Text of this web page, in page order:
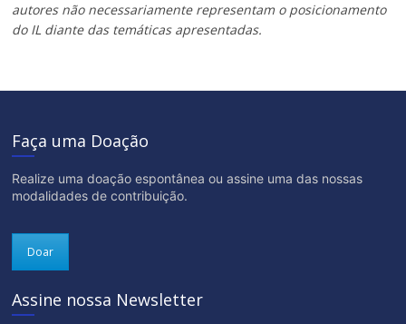
autores não necessariamente representam o posicionamento
do IL diante das temáticas apresentadas.
Faça uma Doação
Realize uma doação espontânea ou assine uma das nossas
modalidades de contribuição.
Doar
Assine nossa Newsletter